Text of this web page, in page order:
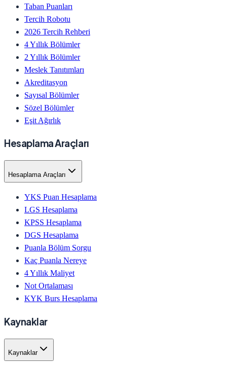
Taban Puanları
Tercih Robotu
2026 Tercih Rehberi
4 Yıllık Bölümler
2 Yıllık Bölümler
Meslek Tanıtımları
Akreditasyon
Sayısal Bölümler
Sözel Bölümler
Eşit Ağırlık
Hesaplama Araçları
Hesaplama Araçları
YKS Puan Hesaplama
LGS Hesaplama
KPSS Hesaplama
DGS Hesaplama
Puanla Bölüm Sorgu
Kaç Puanla Nereye
4 Yıllık Maliyet
Not Ortalaması
KYK Burs Hesaplama
Kaynaklar
Kaynaklar